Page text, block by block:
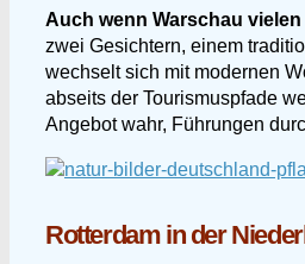
Auch wenn Warschau
zwei Gesichtern, einem
wechselt sich mit modernen
abseits der Tourismuspfade
Angebot wahr, Führungen
Rotterdam in der